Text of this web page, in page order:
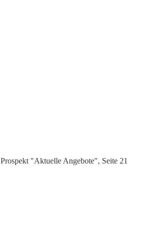
"Aktuelle Angebote", Seite 21